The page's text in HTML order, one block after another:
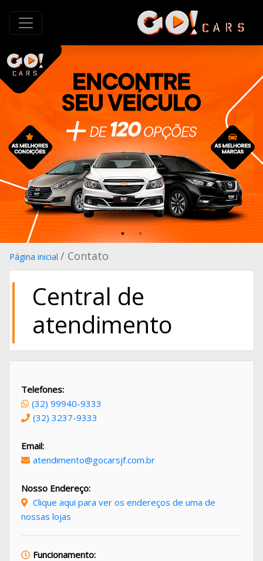
Página inicial / Contato
Central de
atendimento
Telefones:
(32) 99940-9333
(32) 3237-9333
Email:
atendimento@gocarsjf.com.br
Nosso Endereço:
Clique aqui para ver os endereços de uma de
nossas lojas
Funcionamento: